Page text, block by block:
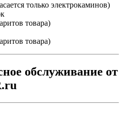
только электрокаминов)
товара)
товара)
обслуживание от